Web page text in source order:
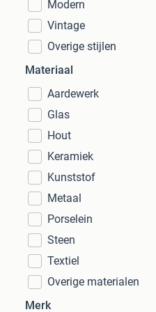
Modern
Vintage
Overige stijlen
Materiaal
Aardewerk
Glas
Hout
Keramiek
Kunststof
Metaal
Porselein
Steen
Textiel
Overige materialen
Merk